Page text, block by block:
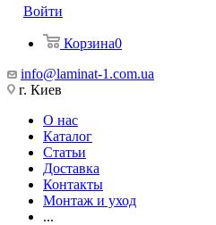
Войти
Корзина0
info@laminat-1.com.ua
г. Киев
О нас
Каталог
Статьи
Доставка
Контакты
Монтаж и уход
...